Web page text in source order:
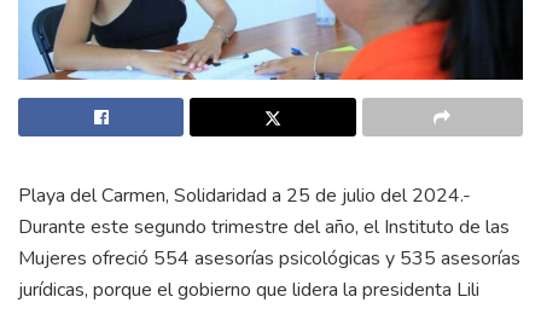
Playa del Carmen, Solidaridad a 25 de julio del 2024.-
Durante este segundo trimestre del año, el Instituto de las
Mujeres ofreció 554 asesorías psicológicas y 535 asesorías
jurídicas, porque el gobierno que lidera la presidenta Lili